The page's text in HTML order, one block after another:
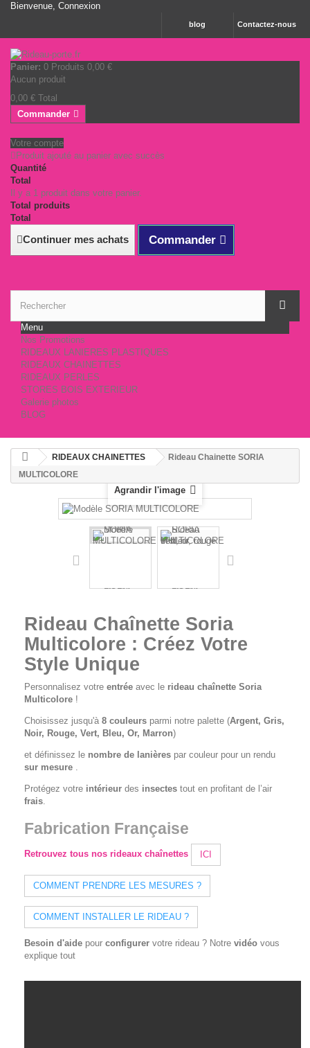
Bienvenue, Connexion
Contactez-nous
blog
Panier: 0 Produits 0,00 €
Aucun produit
0,00 € Total
Commander
Votre compte
Produit ajouté au panier avec succès
Quantité
Total
Il y a 1 produit dans votre panier.
Total produits
Total
Continuer mes achats Commander
Menu
Nos Promotions
RIDEAUX LANIERES PLASTIQUES
RIDEAUX CHAINETTES
RIDEAUX PERLES
STORES BOIS EXTERIEUR
Galerie photos
BLOG
RIDEAUX CHAINETTES
Rideau Chainette SORIA
MULTICOLORE
Agrandir l'image
Rideau Chaînette Soria
Multicolore : Créez Votre
Style Unique
Personnalisez votre entrée avec le rideau chaînette Soria
Multicolore !
Choisissez jusqu'à 8 couleurs parmi notre palette (Argent, Gris,
Noir, Rouge, Vert, Bleu, Or, Marron)
et définissez le nombre de lanières par couleur pour un rendu
sur mesure
Protégez votre intérieur des insectes tout en profitant de l’air
frais
Fabrication Française
Retrouvez tous nos rideaux chaînettes ICI
COMMENT PRENDRE LES MESURES ?
COMMENT INSTALLER LE RIDEAU ?
Besoin d'aide pour configurer votre rideau ? Notre vidéo vous
explique tout